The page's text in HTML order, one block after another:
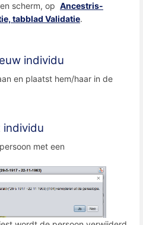
scherm, op Ancestris-
tabblad Validatie.
individu
en plaatst hem/haar in de
individu
met een